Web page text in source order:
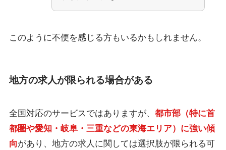
このように不便を感じる方もいるかもしれません。
地方の求人が限られる場合がある
全国対応のサービスではありますが、 都市部（特に首
都圏や愛知・岐阜・三重などの東海エリア）に強い傾
向があり、地方の求人に関しては選択肢が限られる可